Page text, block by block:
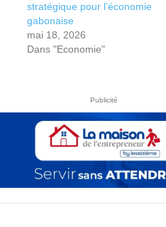
stratégique pour l’économie
gabonaise
mai 18, 2026
Dans "Economie"
Publicité